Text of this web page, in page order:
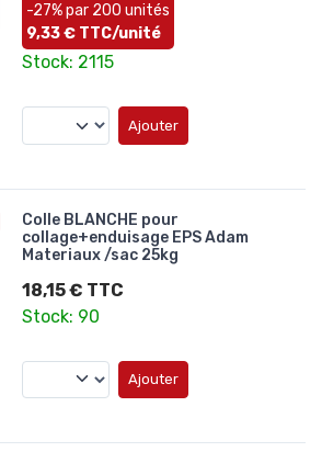
-27% par 200 unités
9,33 € TTC/unité
Stock: 2115
Ajouter
Colle BLANCHE pour
collage+enduisage EPS Adam
Materiaux /sac 25kg
18,15 € TTC
Stock: 90
Ajouter